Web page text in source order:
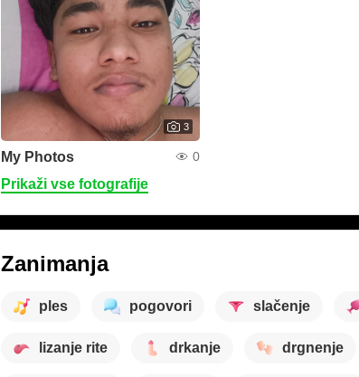
3
My Photos 0
Prikaži vse fotografije
Zanimanja
ples pogovori slačenje
lizanje rite drkanje drgnenje